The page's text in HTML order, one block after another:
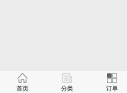
首页 分类 订单